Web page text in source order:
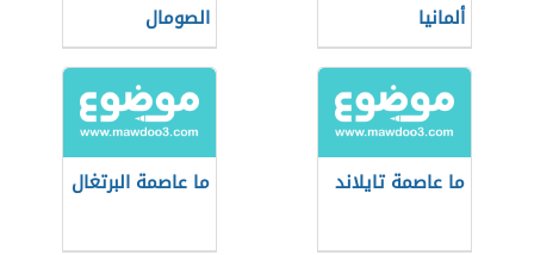
ألمانيا
الصومال
ما عاصمة تايلاند ما عاصمة البرتغال